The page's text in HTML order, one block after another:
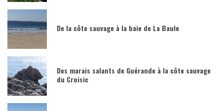
De la côte sauvage à la baie de La Baule
Des marais salants de Guérande à la côte sauvage
du Croisic